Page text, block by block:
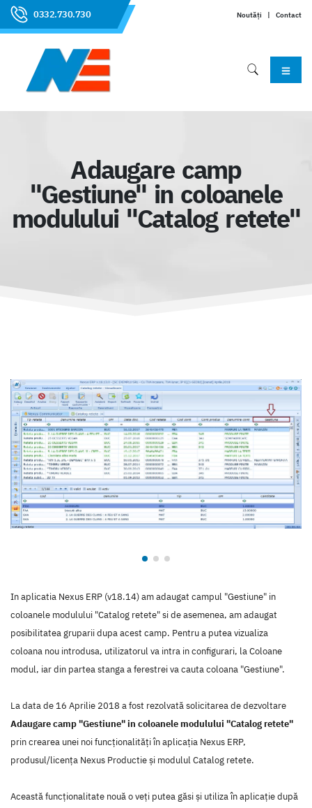
0332.730.730 Noutăți | Contact
Adaugare camp
"Gestiune" in coloanele
modulului "Catalog retete"
In aplicatia Nexus ERP (v18.14) am adaugat campul "Gestiune" in
coloanele modulului "Catalog retete" si de asemenea, am adaugat
posibilitatea gruparii dupa acest camp. Pentru a putea vizualiza
coloana nou introdusa, utilizatorul va intra in configurari, la Coloane
modul, iar din partea stanga a ferestrei va cauta coloana "Gestiune".
La data de 16 Aprilie 2018 a fost rezolvată solicitarea de dezvoltare
Adaugare camp "Gestiune" in coloanele modulului "Catalog retete"
prin crearea unei noi funcţionalităţi în aplicaţia Nexus ERP,
produsul/licenţa Nexus Productie şi modulul Catalog retete.
Această funcţionalitate nouă o veţi putea găsi şi utiliza în aplicaţie după